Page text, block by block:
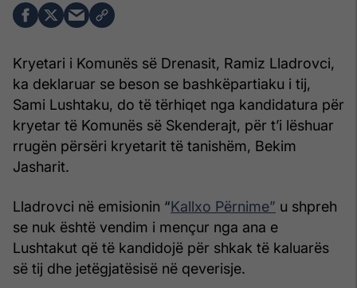
Kryetari i Komunës së Drenasit, Ramiz Lladrovci,
ka deklaruar se beson se bashkëpartiaku i tij,
Sami Lushtaku, do të tërhiqet nga kandidatura për
kryetar të Komunës së Skenderajt, për t’i lëshuar
rrugën përsëri kryetarit të tanishëm, Bekim
Jasharit.
Lladrovci në emisionin “Kallxo Përnime” u shpreh
se nuk është vendim i mençur nga ana e
Lushtakut që të kandidojë për shkak të kaluarës
së tij dhe jetëgjatësisë në qeverisje.